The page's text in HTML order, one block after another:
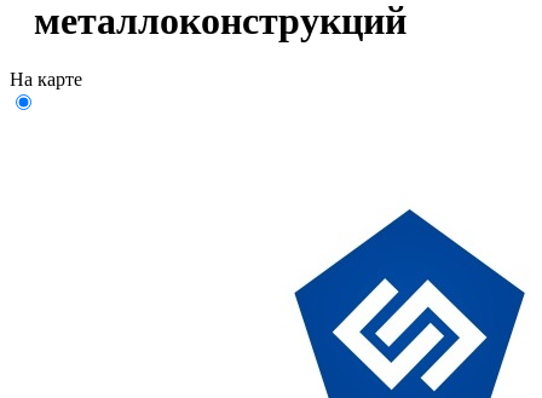
металлоконструкций
На карте